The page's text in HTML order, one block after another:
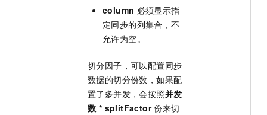
column 必须显示指
定同步的列集合，不
允许为空。
切分因子，可以配置同步
数据的切分份数，如果配
置了多并发，会按照并发
数 * splitFactor 份来切